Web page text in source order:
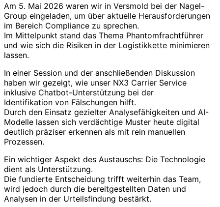
Am 5. Mai 2026 waren wir in Versmold bei der Nagel-
Group eingeladen, um über aktuelle Herausforderungen
im Bereich Compliance zu sprechen.
Im Mittelpunkt stand das Thema Phantomfrachtführer
und wie sich die Risiken in der Logistikkette minimieren
lassen.
In einer Session und der anschließenden Diskussion
haben wir gezeigt, wie unser NX3 Carrier Service
inklusive Chatbot-Unterstützung bei der
Identifikation von Fälschungen hilft.
Durch den Einsatz gezielter Analysefähigkeiten und AI-
Modelle lassen sich verdächtige Muster heute digital
deutlich präziser erkennen als mit rein manuellen
Prozessen.
Ein wichtiger Aspekt des Austauschs: Die Technologie
dient als Unterstützung.
Die fundierte Entscheidung trifft weiterhin das Team,
wird jedoch durch die bereitgestellten Daten und
Analysen in der Urteilsfindung bestärkt.